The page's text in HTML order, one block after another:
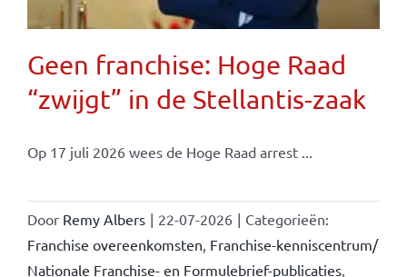
Geen franchise: Hoge Raad
“zwijgt” in de Stellantis-zaak
Op 17 juli 2026 wees de Hoge Raad arrest ...
Door Remy Albers | 22-07-2026 | Categorieën:
Franchise overeenkomsten Franchise-kenniscentrum/
Nationale Franchise- en Formulebrief-publicaties,